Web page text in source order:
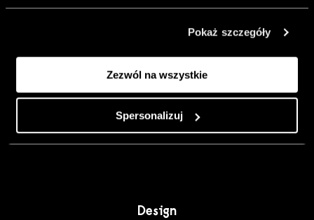
Pokaż szczegóły
Zezwól na wszystkie
Spersonalizuj
Yours. Dare to
craft as the
starting point for
interiors full of
character."
Design